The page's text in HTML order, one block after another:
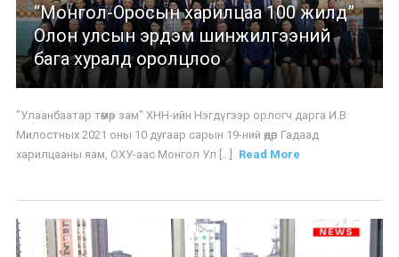
“Монгол-Оросын харилцаа 100 жилд”
Олон улсын эрдэм шинжилгээний
бага хуралд оролцлоо
"Улаанбаатар төмөр зам" ХНН-ийн Нэгдүгээр орлогч дарга И.В
Милостных 2021 оны 10 дугаар сарын 19-ний өдөр Гадаад
харилцааны яам, ОХУ-аас Монгол Ул [...]
Read More